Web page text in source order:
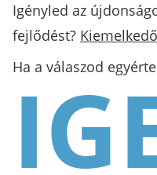
Igényled az
fejlődést?
Ha a válaszod